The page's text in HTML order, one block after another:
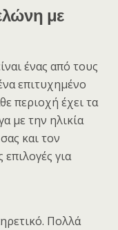
με
ένας από τους
επιτυχημένο
περιοχή έχει τα
με την ηλικία
και τον
για
Πολλά